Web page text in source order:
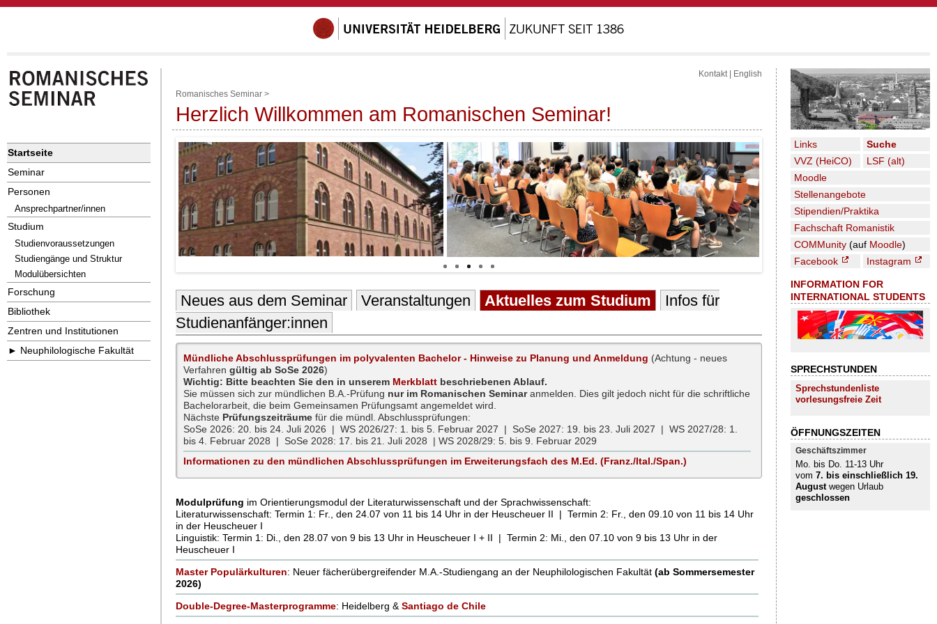
Startseite
Seminar
Personen
Ansprechpartner/innen
Studium
Studienvoraussetzungen
Studiengänge und Struktur
Modulübersichten
Forschung
Bibliothek
Zentren und Institutionen
► Neuphilologische Fakultät
Links
Suche
VVZ (HeiCO)
LSF (alt)
Moodle
Stellenangebote
Stipendien/Praktika
Fachschaft Romanistik
COMMunity (auf Moodle)
Facebook
Instagram
INFORMATION FOR
INTERNATIONAL STUDENTS
SPRECHSTUNDEN
Sprechstundenliste
vorlesungsfreie Zeit
ÖFFNUNGSZEITEN
Geschäftszimmer
Mo. bis Do. 11-13 Uhr
vom 7. bis einschließlich 19.
Augustwegen Urlaub
geschlossen
Kontakt English
Romanisches Seminar >
Herzlich Willkommen am Romanischen Seminar!
Neues aus dem Seminar Veranstaltungen Aktuelles zum Studium
Infos für
Studienanfänger:innen
Mündliche Abschlussprüfungen im polyvalenten Bachelor - Hinweise zu Planung und Anmeldung (Achtung - neues
Verfahren gültig ab SoSe 2026)
Wichtig: Bitte beachten Sie den in unserem Merkblatt beschriebenen Ablauf.
Sie müssen sich zur mündlichen B.A.-Prüfung nur im Romanischen Seminaranmelden. Dies gilt jedoch nicht für die schriftliche
Bachelorarbeit, die beim Gemeinsamen Prüfungsamt angemeldet wird.
Nächste Prüfungszeiträume für die mündl. Abschlussprüfungen:
SoSe 2026: 20. bis 24. Juli 2026 | WS 2026/27: 1. bis 5. Februar 2027 | SoSe 2027: 19. bis 23. Juli 2027 | WS 2027/28: 1.
bis 4. Februar 2028 | SoSe 2028: 17. bis 21. Juli 2028 | WS 2028/29: 5. bis 9. Februar 2029
Informationen zu den mündlichen Abschlussprüfungen im Erweiterungsfach des M.Ed. (Franz./Ital./Span.)
Modulprüfung im Orientierungsmodul der Literaturwissenschaft und der Sprachwissenschaft:
Literaturwissenschaft: Termin 1: Fr., den 24.07 von 11 bis 14 Uhr in der Heuscheuer II | Termin 2: Fr., den 09.10 von 11 bis 14 Uhr
in der Heuscheuer I
Linguistik: Termin 1: Di., den 28.07 von 9 bis 13 Uhr in Heuscheuer I + II | Termin 2: Mi., den 07.10 von 9 bis 13 Uhr in der
Heuscheuer I
Master Populärkulturen: Neuer fächerübergreifender M.A.-Studiengang an der Neuphilologischen Fakultät (ab Sommersemester
2026)
Double-Degree-Masterprogramme: Heidelberg & Santiago de Chile